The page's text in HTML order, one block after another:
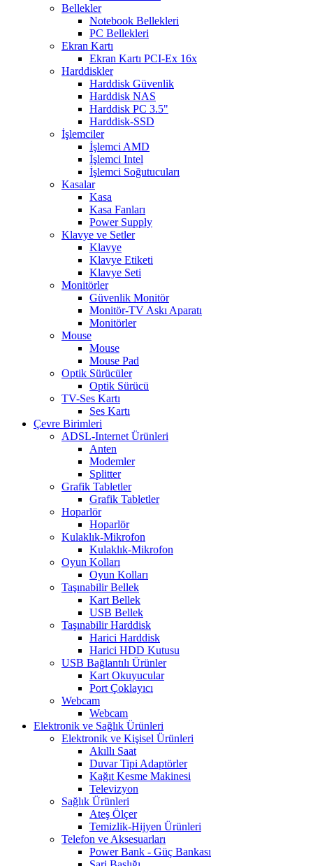
Bellekler
Notebook Bellekleri
PC Bellekleri
Ekran Kartı
Ekran Kartı PCI-Ex 16x
Harddiskler
Harddisk Güvenlik
Harddisk NAS
Harddisk PC 3.5"
Harddisk-SSD
İşlemciler
İşlemci AMD
İşlemci Intel
İşlemci Soğutucuları
Kasalar
Kasa
Kasa Fanları
Power Supply
Klavye ve Setler
Klavye
Klavye Etiketi
Klavye Seti
Monitörler
Güvenlik Monitör
Monitör-TV Askı Aparatı
Monitörler
Mouse
Mouse
Mouse Pad
Optik Sürücüler
Optik Sürücü
TV-Ses Kartı
Ses Kartı
Çevre Birimleri
ADSL-Internet Ürünleri
Anten
Modemler
Splitter
Grafik Tabletler
Grafik Tabletler
Hoparlör
Hoparlör
Kulaklık-Mikrofon
Kulaklık-Mikrofon
Oyun Kolları
Oyun Kolları
Taşınabilir Bellek
Kart Bellek
USB Bellek
Taşınabilir Harddisk
Harici Harddisk
Harici HDD Kutusu
USB Bağlantılı Ürünler
Kart Okuyucular
Port Çoklayıcı
Webcam
Webcam
Elektronik ve Sağlık Ürünleri
Elektronik ve Kişisel Ürünleri
Akıllı Saat
Duvar Tipi Adaptörler
Kağıt Kesme Makinesi
Televizyon
Sağlık Ürünleri
Ateş Ölçer
Temizlik-Hijyen Ürünleri
Telefon ve Aksesuarları
Power Bank - Güç Bankası